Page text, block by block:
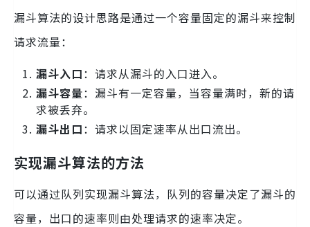
漏斗算法的设计思路是通过一个容量固定的漏斗来控制
请求流量：
漏斗入口：请求从漏斗的入口进入。
漏斗容量：漏斗有一定容量，当容量满时，新的请
求被丢弃。
漏斗出口：请求以固定速率从出口流出。
实现漏斗算法的方法
可以通过队列实现漏斗算法，队列的容量决定了漏斗的
容量，出口的速率则由处理请求的速率决定。